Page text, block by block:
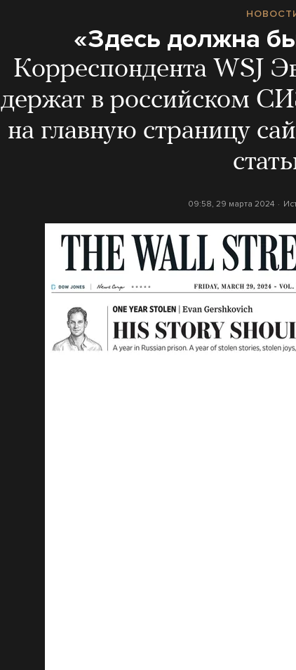
«Здесь должна
Корреспондента WSJ
держат в российском
на главную страницу
09:58, 29 марта 2024